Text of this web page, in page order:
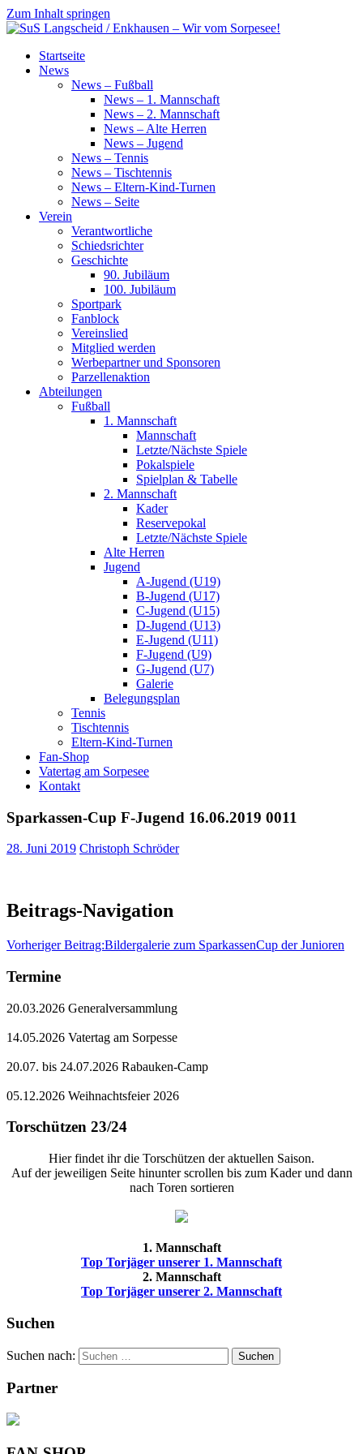
Zum Inhalt springen
SuS
Langscheid
Startseite
News
News – Fußball
News – 1. Mannschaft
News – 2. Mannschaft
News – Alte Herren
News – Jugend
News – Tennis
News – Tischtennis
News – Eltern-Kind-Turnen
News – Seite
Verein
Verantwortliche
Schiedsrichter
Geschichte
90. Jubiläum
100. Jubiläum
Sportpark
Fanblock
Vereinslied
Mitglied werden
Werbepartner und Sponsoren
Parzellenaktion
Abteilungen
Fußball
1. Mannschaft
Mannschaft
Letzte/Nächste Spiele
Pokalspiele
Spielplan & Tabelle
2. Mannschaft
Kader
Reservepokal
Letzte/Nächste Spiele
Alte Herren
Jugend
A-Jugend (U19)
B-Jugend (U17)
C-Jugend (U15)
D-Jugend (U13)
E-Jugend (U11)
F-Jugend (U9)
G-Jugend (U7)
Galerie
Belegungsplan
Tennis
Tischtennis
Eltern-Kind-Turnen
Fan-Shop
Vatertag am Sorpesee
Kontakt
Sparkassen-Cup F-Jugend 16.06.2019 0011
28. Juni 2019 Christoph Schröder
Beitrags-Navigation
Vorheriger Beitrag:Bildergalerie zum SparkassenCup der Junioren
Termine
20.03.2026 Generalversammlung
14.05.2026 Vatertag am Sorpesse
20.07. bis 24.07.2026 Rabauken-Camp
05.12.2026 Weihnachtsfeier 2026
Torschützen 23/24
Hier findet ihr die Torschützen der aktuellen Saison.
Auf der jeweiligen Seite hinunter scrollen bis zum Kader und dann
nach Toren sortieren
1. Mannschaft
Top Torjäger unserer 1. Mannschaft
2. Mannschaft
Top Torjäger unserer 2. Mannschaft
Suchen
Suchen nach: Suchen
Partner